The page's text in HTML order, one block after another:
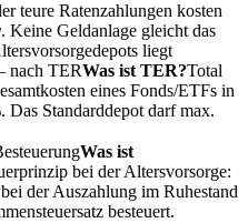
teure Ratenzahlungen kosten
. Keine Geldanlage gleicht das
liegt
nach TERWas ist TER?Total
eines Fonds/ETFs in
Standarddepot darf max.
Was ist
bei der Altersvorsorge:
der Auszahlung im Ruhestand
besteuert.